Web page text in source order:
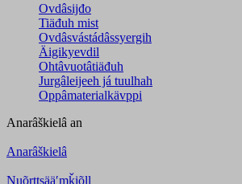
Ovdâsijđo
Tiäđuh mist
Ovdâsvástádâssyergih
Äigikyevdil
Ohtâvuotâtiäđuh
Jurgâleijeeh já tuulhah
Oppâmaterialkävppi
Anarâškielâ an
Anarâškielâ
Nuõrttsääʹmǩiõll